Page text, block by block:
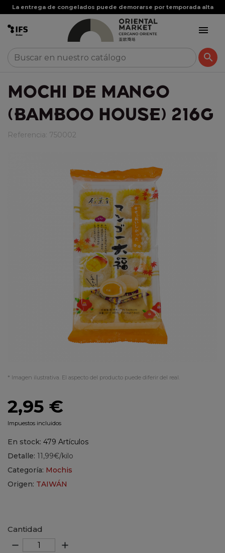
La entrega de congelados puede demorarse por temporada alta


MOCHI DE MANGO
(BAMBOO HOUSE) 216G
Referencia: 750002
* Imagen ilustrativa. El aspecto del producto puede diferir del real.
2,95 €
Impuestos incluidos
En stock: 479 Artículos
Detalle: 11,99€/kilo
Categoría: Mochis
Origen: TAIWÁN
Cantidad
remove add